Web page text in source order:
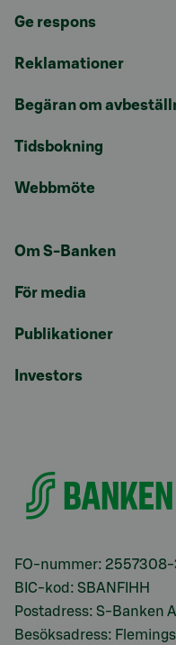
Ge respons
Reklamationer
Begäran om
Tidsbokning
Webbmöte
Om S-Banken
För media
Publikationer
Investors
FO-nummer: 2557308-
BIC-kod: SBANFIHH
Postadress: S-Banken
Besöksadress: